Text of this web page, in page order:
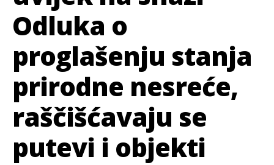
Odluka o
proglašenju stanja
prirodne nesreće,
raščišćavaju se
putevi i objekti